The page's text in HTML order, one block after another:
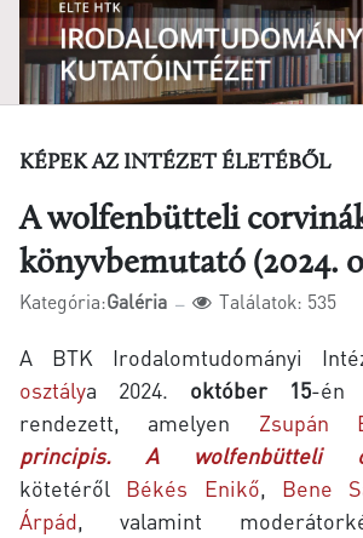
KÉPEK AZ INTÉZET ÉLETÉBŐL
A wolfenbütteli
könyvbemutató (2024.
Kategória:Galéria Találatok: 535
A BTK Irodalomtudományi
osztálya 2024. október 15-én
rendezett, amelyen Zsupán
principis. A wolfenbütteli
kötetéről Békés Enikő, Bene
Árpád, valamint